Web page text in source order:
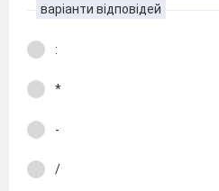
варіанти відповідей
:
*
-
/